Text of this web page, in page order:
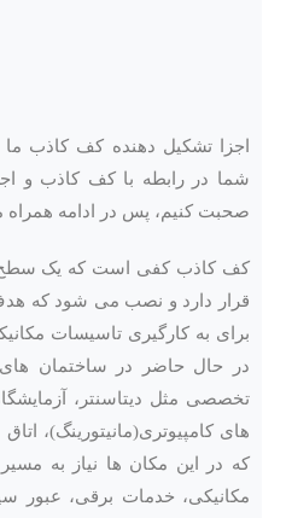
اجزا تشکیل دهنده کف کاذب
شما در رابطه با کف کاذب و
صحبت کنیم، پس در ادامه همراه
کف کاذب کفی است که یک سطح
قرار دارد و نصب می شود که
برای به کارگیری تاسیسات
در حال حاضر در ساختمان
تخصصی مثل دیتاسنتر،
های کامپیوتری(مانیتورینگ)،
که در این مکان ها نیاز به
مکانیکی، خدمات برقی، عبور